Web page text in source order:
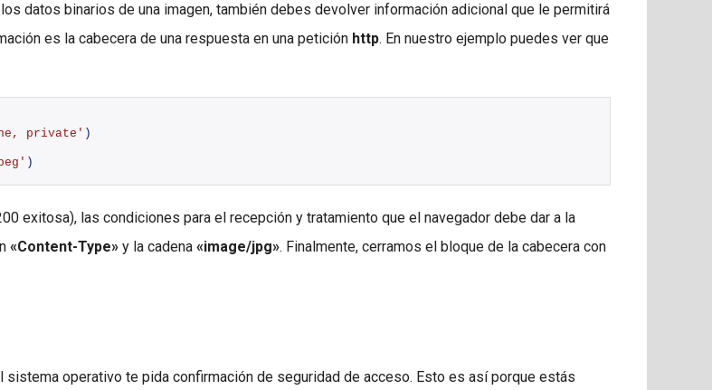
datos binarios de una imagen, también debes devolver información adicional que le permitirá
es la cabecera de una respuesta en una petición http. En nuestro ejemplo puedes ver que
private' )
)
exitosa), las condiciones para el recepción y tratamiento que el navegador debe dar a la
«Content-Type» y la cadena «image/jpg». Finalmente, cerramos el bloque de la cabecera con
operativo te pida confirmación de seguridad de acceso. Esto es así porque estás